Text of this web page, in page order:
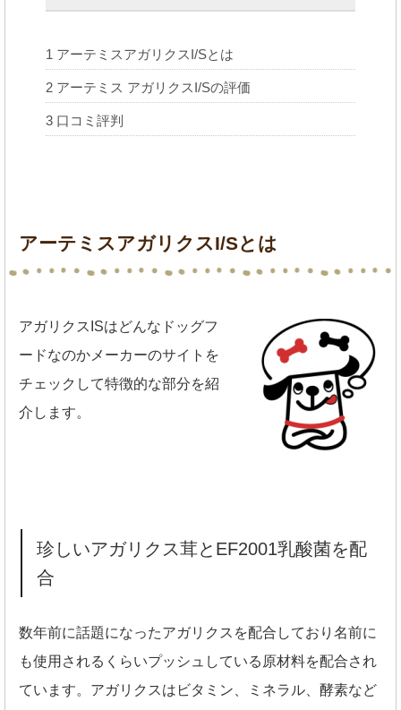
1 アーテミスアガリクスI/Sとは
2 アーテミス アガリクスI/Sの評価
3 口コミ評判
アーテミスアガリクスI/Sとは
アガリクスISはどんなドッグフ
ードなのかメーカーのサイトを
チェックして特徴的な部分を紹
介します。
珍しいアガリクス茸とEF2001乳酸菌を配
合
数年前に話題になったアガリクスを配合しており名前に
も使用されるくらいプッシュしている原材料を配合され
ています。アガリクスはビタミン、ミネラル、酵素など